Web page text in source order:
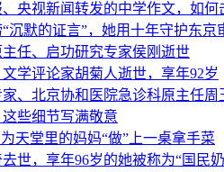
、央视新闻转发的中学作文，如
沉默的证言”，她用十年守护东京
任、启功研究专家侯刚逝世
学评论家胡菊人逝世，享年92岁
、北京协和医院急诊科原主任周
些细节写满敬意
天堂里的妈妈“做”上一桌拿手菜
世，享年96岁的她被称为“国民